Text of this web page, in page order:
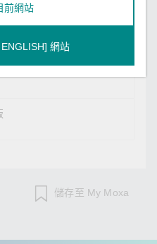
儲存至 My Moxa
前網站
網站